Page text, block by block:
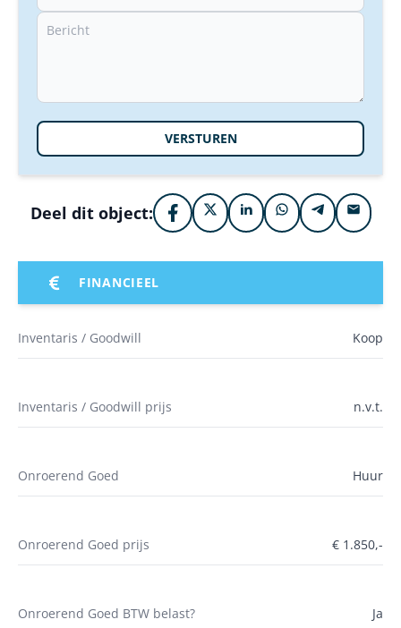
VERSTUREN
Deel dit object:
FINANCIEEL
Inventaris / Goodwill Koop
Inventaris / Goodwill prijs n.v.t.
Onroerend Goed Huur
Onroerend Goed prijs € 1.850,-
Onroerend Goed BTW belast? Ja